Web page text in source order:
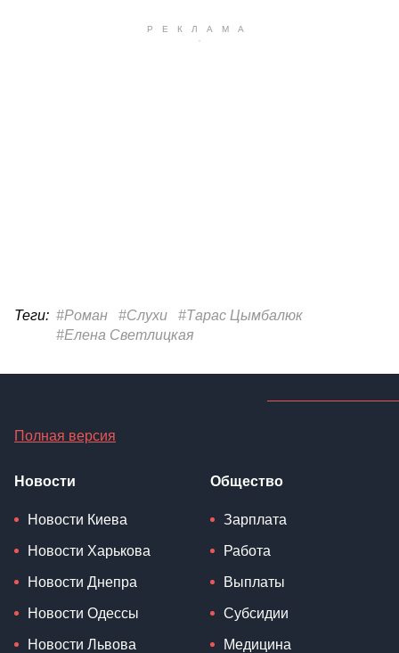
Теги: #Роман #Слухи
#Тарас Цымбалюк
#Елена Светлицкая
Полная версия
Новости
Новости Киева
Новости Харькова
Новости Днепра
Новости Одессы
Новости Львова
Общество
Зарплата
Работа
Выплаты
Субсидии
Медицина